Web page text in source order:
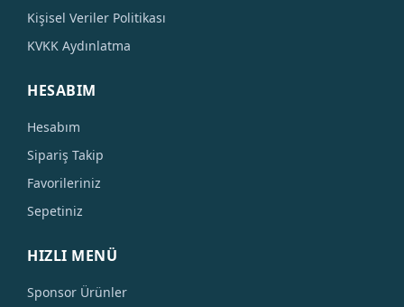
Kişisel Veriler Politikası
KVKK Aydınlatma
HESABIM
Hesabım
Sipariş Takip
Favorileriniz
Sepetiniz
HIZLI MENÜ
Sponsor Ürünler